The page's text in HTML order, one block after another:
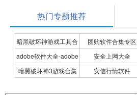
热门专题推荐
暗黑破坏神游戏工具合
集
团购软件合集专区
adobe软件大全-adobe
全系列软件下载-adobe
安全上网大全
暗黑破坏神3游戏合集 安信行情软件